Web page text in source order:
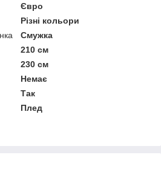
Євро
Різні кольори
Смужка
210 см
230 см
Немає
Так
Плед